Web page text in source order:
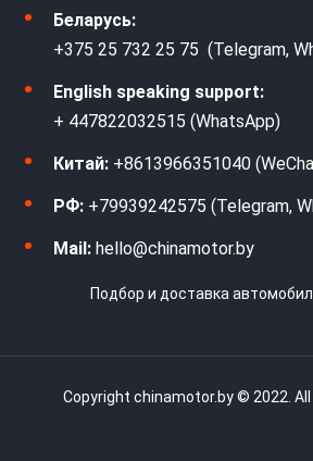
Беларусь:
+375 25 732 25 75 (Telegram,
English speaking support:
+ 447822032515 (WhatsApp)
Китай: +8613966351040
РФ: +79939242575 (Telegram,
Mail: hello@chinamotor.by
Подбор и доставка
Copyright chinamotor.by © 2022. All